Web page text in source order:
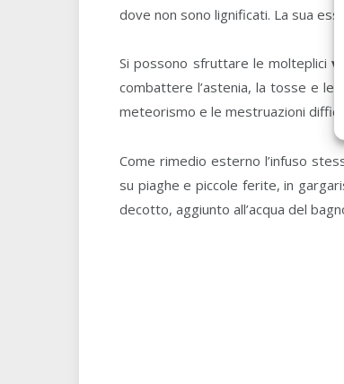
dove non sono lignificati. La sua
Si possono sfruttare le molteplici
combattere l’astenia, la tosse e le
meteorismo e le mestruazioni difficili.
Come rimedio esterno l’infuso
su piaghe e piccole ferite, in
decotto, aggiunto all’acqua del